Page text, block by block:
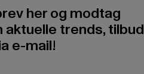
her og modtag
trends, tilbud
e-mail!